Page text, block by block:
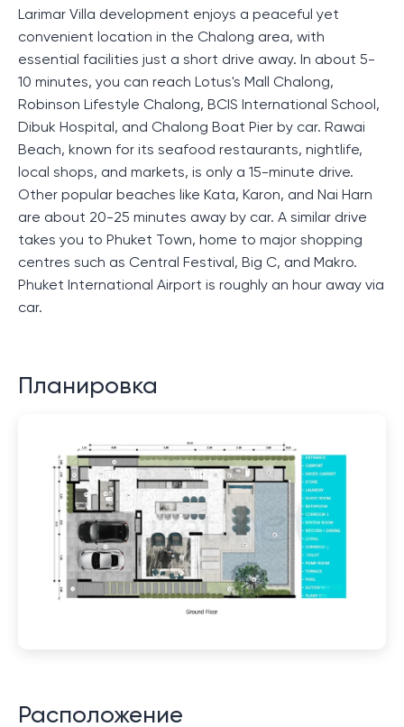
Larimar Villa development enjoys a peaceful yet
convenient location in the Chalong area, with
essential facilities just a short drive away. In about 5-
10 minutes, you can reach Lotus's Mall Chalong,
Robinson Lifestyle Chalong, BCIS International School,
Dibuk Hospital, and Chalong Boat Pier by car. Rawai
Beach, known for its seafood restaurants, nightlife,
local shops, and markets, is only a 15-minute drive.
Other popular beaches like Kata, Karon, and Nai Harn
are about 20-25 minutes away by car. A similar drive
takes you to Phuket Town, home to major shopping
centres such as Central Festival, Big C, and Makro.
Phuket International Airport is roughly an hour away via
car.
Планировка
Расположение